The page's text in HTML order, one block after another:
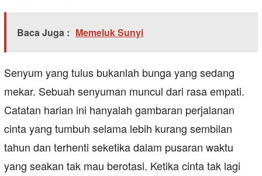
Baca Juga : Memeluk Sunyi
Senyum yang tulus bukanlah bunga yang sedang
mekar. Sebuah senyuman muncul dari rasa empati.
Catatan harian ini hanyalah gambaran perjalanan
cinta yang tumbuh selama lebih kurang sembilan
tahun dan terhenti seketika dalam pusaran waktu
yang seakan tak mau berotasi. Ketika cinta tak lagi